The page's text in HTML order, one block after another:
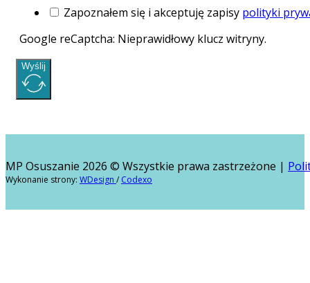
Zapoznałem się i akceptuję zapisy polityki
Google reCaptcha: Nieprawidłowy klucz witryny.
Wyślij
MP Osuszanie 2026 © Wszystkie prawa zastrzeżone |
Wykonanie strony: WDesign / Codexo